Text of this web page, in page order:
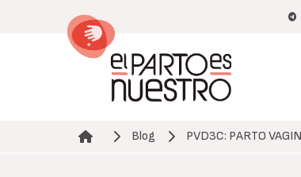
Ruta de navegación
Blog PVD3C: PARTO